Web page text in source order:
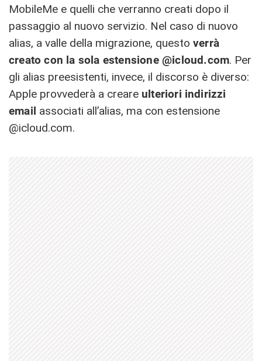
MobileMe e quelli che verranno creati dopo il
passaggio al nuovo servizio. Nel caso di nuovo
alias, a valle della migrazione, questo verrà
creato con la sola estensione @icloud.com. Per
gli alias preesistenti, invece, il discorso è diverso:
Apple provvederà a creare ulteriori indirizzi
email associati all’alias, ma con estensione
@icloud.com.